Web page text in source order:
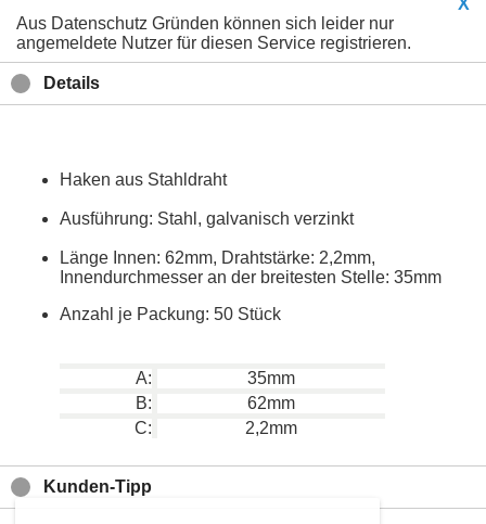
Aus Datenschutz Gründen können sich leider nur
angemeldete Nutzer für diesen Service registrieren.
Details
Haken aus Stahldraht
Ausführung: Stahl, galvanisch verzinkt
Länge Innen: 62mm, Drahtstärke: 2,2mm,
Innendurchmesser an der breitesten Stelle: 35mm
Anzahl je Packung: 50 Stück
A:
35mm
B:
62mm
C:
2,2mm
Kunden-Tipp